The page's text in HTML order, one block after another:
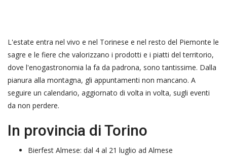
L'estate entra nel vivo e nel Torinese e nel resto del Piemonte le
sagre e le fiere che valorizzano i prodotti e i piatti del territorio,
dove l'enogastronomia la fa da padrona, sono tantissime. Dalla
pianura alla montagna, gli appuntamenti non mancano. A
seguire un calendario, aggiornato di volta in volta, sugli eventi
da non perdere.
In provincia di Torino
Bierfest Almese: dal 4 al 21 luglio ad Almese